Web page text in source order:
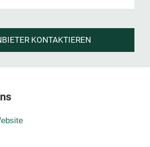
KONTAKTIEREN